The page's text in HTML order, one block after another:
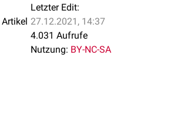
Letzter Edit:
27.12.2021, 14:37
4.031 Aufrufe
Nutzung: BY-NC-SA